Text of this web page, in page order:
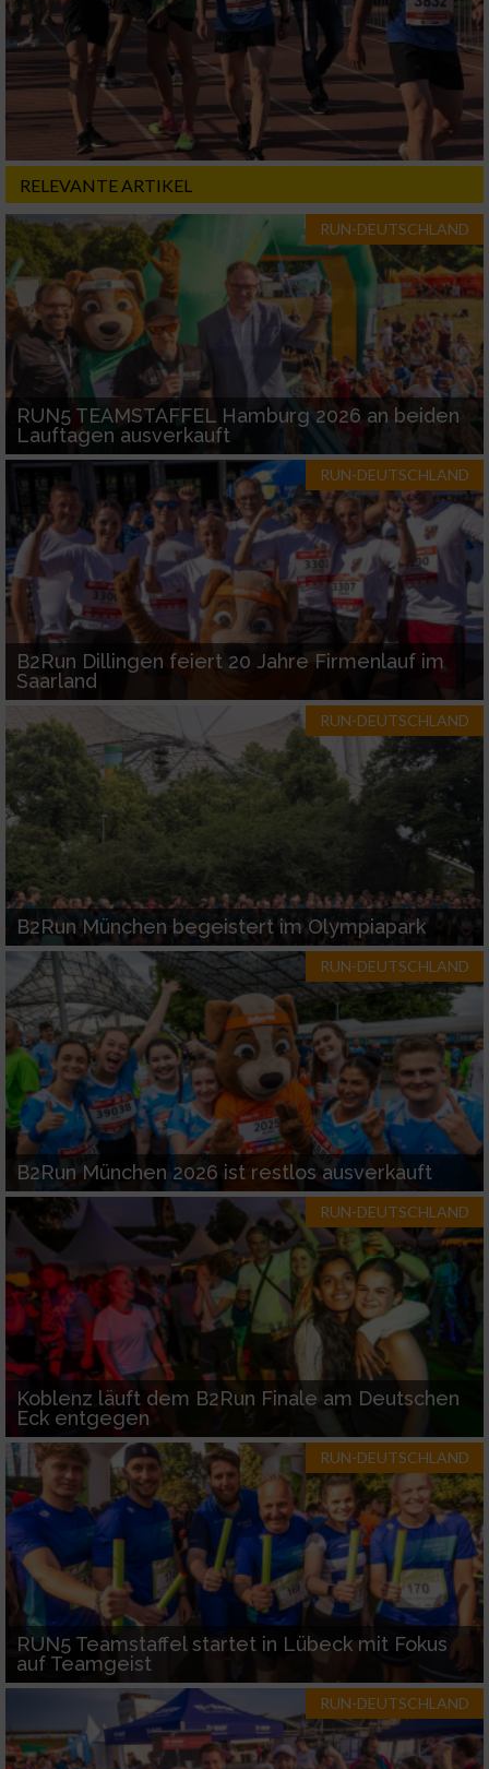
RELEVANTE ARTIKEL
RUN-DEUTSCHLAND
RUN5 TEAMSTAFFEL Hamburg 2026 an beiden
Lauftagen ausverkauft
RUN-DEUTSCHLAND
B2Run Dillingen feiert 20 Jahre Firmenlauf im
Saarland
RUN-DEUTSCHLAND
B2Run München begeistert im Olympiapark
RUN-DEUTSCHLAND
B2Run München 2026 ist restlos ausverkauft
RUN-DEUTSCHLAND
Koblenz läuft dem B2Run Finale am Deutschen
Eck entgegen
RUN-DEUTSCHLAND
RUN5 Teamstaffel startet in Lübeck mit Fokus
auf Teamgeist
RUN-DEUTSCHLAND
Werbung
Verwendung von Profilen zur Auswahl
personalisierter Werbung
Erstellung von Profilen zur Personalisierung
von Inhalten
Verwendung von Profilen zur Auswahl
personalisierter Inhalte
Messung der Werbeleistung
Messung der Performance von Inhalten
Analyse von Zielgruppen durch Statistiken
oder Kombinationen von Daten aus
verschiedenen Quellen
Entwicklung und Verbesserung der Angebote
Verwendung reduzierter Daten zur Auswahl
von Inhalten
IAB-Besonderheiten:
Verwendung genauer Standortdaten
Geräte anhand von aktiv angeforderten
Informationen identifizieren
Nicht-IAB-Verarbeitungszwecke:
Notwendig
Performance
Funktional
Werbung